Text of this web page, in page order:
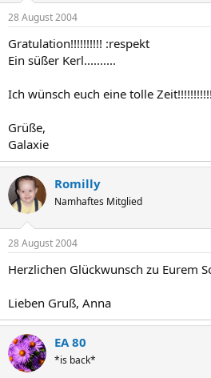
28 August 2004
Gratulation!!!!!!!!!! :respekt
Ein süßer Kerl..........
Ich wünsch euch eine tolle
Grüße,
Galaxie
Romilly
Namhaftes Mitglied
28 August 2004
Herzlichen Glückwunsch zu Eurem
Lieben Gruß, Anna
EA 80
*is back*